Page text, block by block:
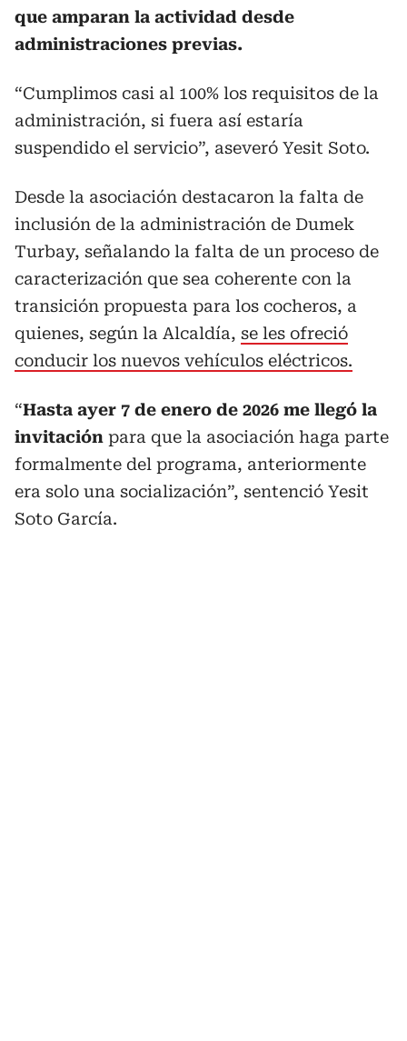
que amparan la actividad desde
administraciones previas.
“Cumplimos casi al 100% los requisitos de la
administración, si fuera así estaría
suspendido el servicio”, aseveró Yesit Soto.
Desde la asociación destacaron la falta de
inclusión de la administración de Dumek
Turbay, señalando la falta de un proceso de
caracterización que sea coherente con la
transición propuesta para los cocheros, a
quienes, según la Alcaldía, se les ofreció
conducir los nuevos vehículos eléctricos.
“Hasta ayer 7 de enero de 2026 me llegó la
invitación para que la asociación haga parte
formalmente del programa, anteriormente
era solo una socialización”, sentenció Yesit
Soto García.